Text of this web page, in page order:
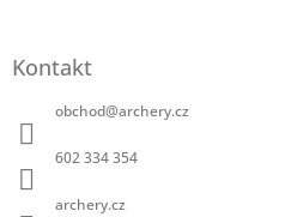
Kontakt
obchod@archery.cz
602 334 354
archery.cz